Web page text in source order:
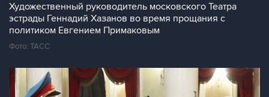
Художественный руководитель московского Театра
эстрады Геннадий Хазанов во время прощания с
политиком Евгением Примаковым
Фото: ТАСС